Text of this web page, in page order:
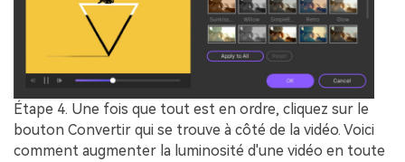
Étape 4. Une fois que tout est en ordre, cliquez sur le
bouton Convertir qui se trouve à côté de la vidéo. Voici
comment augmenter la luminosité d'une vidéo en toute